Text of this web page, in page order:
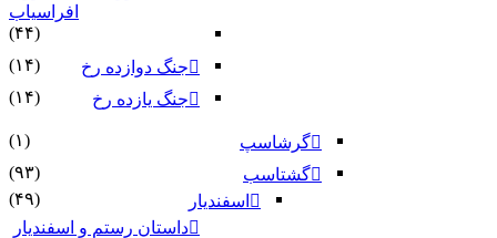
افراسیاب
(۴۴)
جنگ دوازده رخ
(۱۴)
جنگ یازده رخ
(۱۴)
گرشاسپ
(۱)
گشتاسب
(۹۳)
اسفندیار
(۴۹)
داستان رستم و اسفندیار